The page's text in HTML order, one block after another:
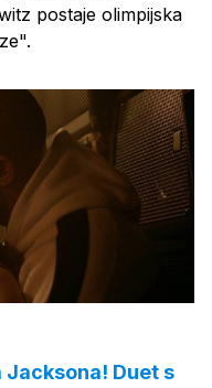
postaje olimpijska
Duet s